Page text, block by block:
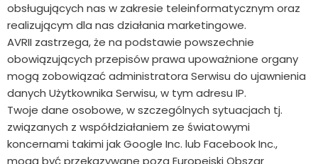
obsługujących nas w zakresie teleinformatycznym oraz
realizującym dla nas działania marketingowe.
AVRII zastrzega, że na podstawie powszechnie
obowiązujących przepisów prawa upoważnione organy
mogą zobowiązać administratora Serwisu do ujawnienia
danych Użytkownika Serwisu, w tym adresu IP.
Twoje dane osobowe, w szczególnych sytuacjach tj.
związanych z współdziałaniem ze światowymi
koncernami takimi jak Google Inc. lub Facebook Inc.,
mogą być przekazywane poza Europejski Obszar